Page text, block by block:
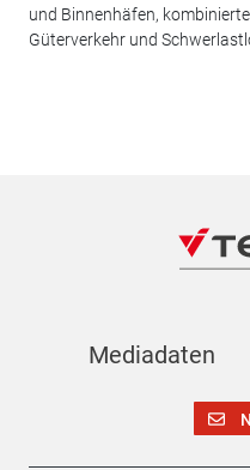
und Binnenhäfen,
Güterverkehr und
Mediadaten